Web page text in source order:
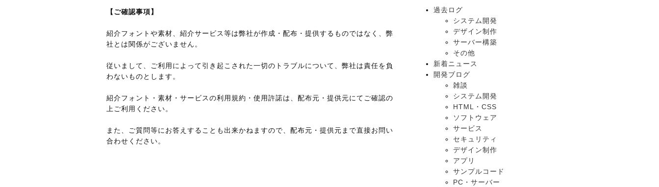
【ご確認事項】
紹介フォントや素材、紹介サービス等は弊社が作成・配布・提供するものではなく、弊
社とは関係がございません。
従いまして、ご利用によって引き起こされた一切のトラブルについて、弊社は責任を負
わないものとします。
紹介フォント・素材・サービスの利用規約・使用許諾は、配布元・提供元にてご確認の
上ご利用ください。
また、ご質問等にお答えすることも出来かねますので、配布元・提供元まで直接お問い
合わせください。
過去ログ
システム開発
デザイン制作
サーバー構築
その他
新着ニュース
開発ブログ
雑談
システム開発
HTML・CSS
ソフトウェア
サービス
セキュリティ
デザイン制作
アプリ
サンプルコード
PC・サーバー